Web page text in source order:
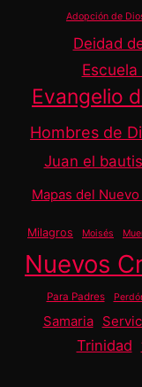
Adopción de
Deidad
Evangelio
Hombres de
Juan el
Mapas del
Milagros Moisés
Nuevos
Para Padres
Samaria
Trinidad